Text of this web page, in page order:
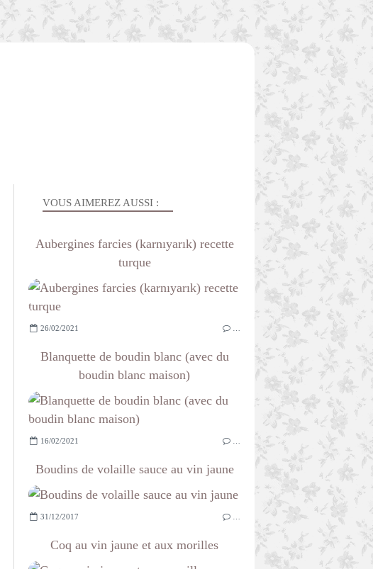
VOUS AIMEREZ AUSSI :
Aubergines farcies (karnıyarık) recette
turque
26/02/2021
Blanquette de boudin blanc (avec du
boudin blanc maison)
16/02/2021
Boudins de volaille sauce au vin jaune
31/12/2017
Coq au vin jaune et aux morilles